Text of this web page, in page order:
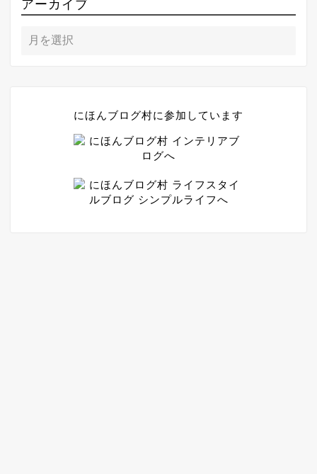
アーカイブ
にほんブログ村に参加しています